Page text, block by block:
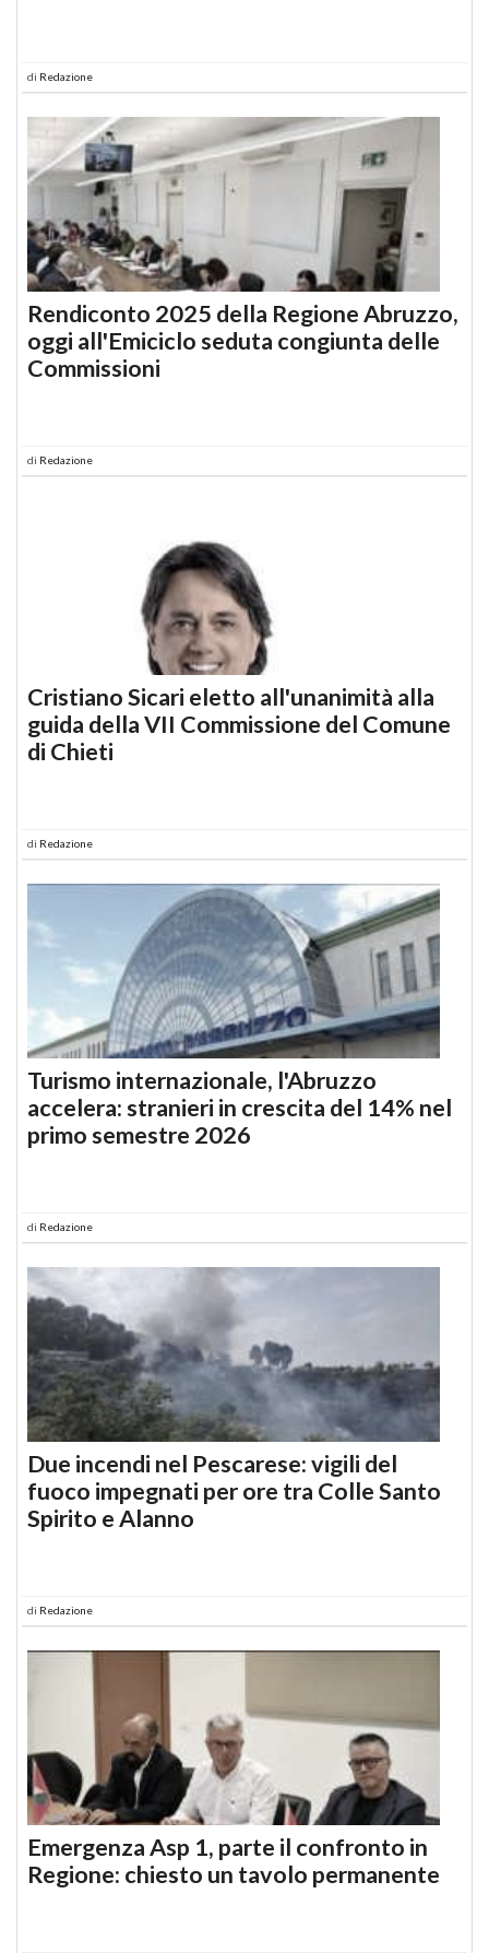
di Redazione
Rendiconto 2025 della Regione Abruzzo,
oggi all'Emiciclo seduta congiunta delle
Commissioni
di Redazione
Cristiano Sicari eletto all'unanimità alla
guida della VII Commissione del Comune
di Chieti
di Redazione
Turismo internazionale, l'Abruzzo
accelera: stranieri in crescita del 14% nel
primo semestre 2026
di Redazione
Due incendi nel Pescarese: vigili del
fuoco impegnati per ore tra Colle Santo
Spirito e Alanno
di Redazione
Emergenza Asp 1, parte il confronto in
Regione: chiesto un tavolo permanente